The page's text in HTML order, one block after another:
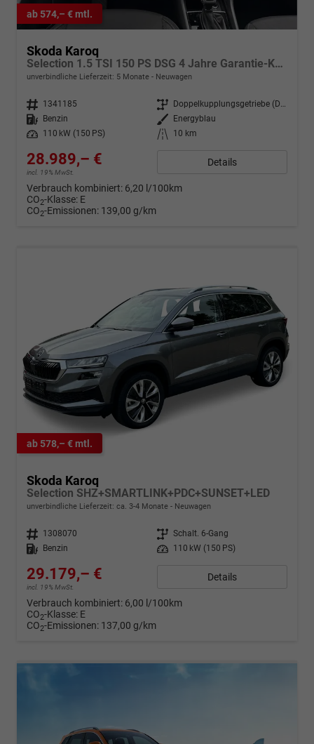
ab 574,– € mtl.
Skoda Karoq
Selection 1.5 TSI 150 PS DSG 4 Jahre Garantie-Keyless Start-AppleCarPlay-AndroidAuto-Sunset-Tempomat-2-Zonen-Klima-16''Alu
unverbindliche Lieferzeit: 5 Monate Neuwagen
Fahrzeugnr. 1341185 Getriebe
Doppelkupplungsgetriebe (DSG)
Kraftstoff
Benzin Außenfarbe
Energyblau
Leistung
110 kW (150 PS) Kilometerstand 10 km
28.989,– €
incl. 19% MwSt.
Details
Verbrauch kombiniert: 6,20 l/100km
CO2-Klasse: E
CO2-Emissionen: 139,00 g/km
ab 578,– € mtl.
Skoda Karoq
Selection SHZ+SMARTLINK+PDC+SUNSET+LED
unverbindliche Lieferzeit: ca. 3-4 Monate Neuwagen
Fahrzeugnr. 1308070 Getriebe Schalt. 6-Gang
Kraftstoff
Benzin Leistung 110 kW (150 PS)
29.179,– €
incl. 19% MwSt.
Details
Verbrauch kombiniert: 6,00 l/100km
CO2-Klasse: E
CO2-Emissionen: 137,00 g/km